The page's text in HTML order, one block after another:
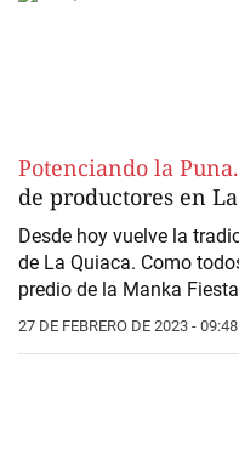
Potenciando la Puna.
de productores en
Desde hoy vuelve la
de La Quiaca. Como
predio de la Manka
27 DE FEBRERO DE 2023 - 09:48